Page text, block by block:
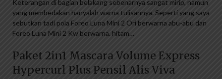
Keterangan di bagian belakang sebenarnya sangat mirip, namun
yang membedakan hanyalah warna tulisannya. Seperti yang saya
sebutkan tadi pola Foreo Luna Mini 2 Ori berwarna abu-abu dan
Foreo Luna Mini 2 Kw berwarna. hitam…
Paket 2in1 Mascara Volume Express
Hypercurl Plus Pensil Alis Viva